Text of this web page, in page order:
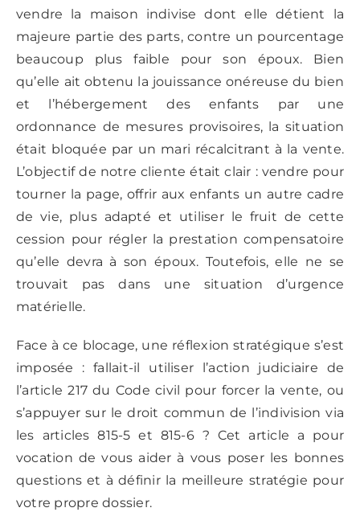
vendre la maison indivise dont elle détient la
majeure partie des parts, contre un pourcentage
beaucoup plus faible pour son époux. Bien
qu’elle ait obtenu la jouissance onéreuse du bien
et l’hébergement des enfants par une
ordonnance de mesures provisoires, la situation
était bloquée par un mari récalcitrant à la vente.
L’objectif de notre cliente était clair : vendre pour
tourner la page, offrir aux enfants un autre cadre
de vie, plus adapté et utiliser le fruit de cette
cession pour régler la prestation compensatoire
qu’elle devra à son époux. Toutefois, elle ne se
trouvait pas dans une situation d’urgence
matérielle.
Face à ce blocage, une réflexion stratégique s’est
imposée : fallait-il utiliser l’action judiciaire de
l’article 217 du Code civil pour forcer la vente, ou
s’appuyer sur le droit commun de l’indivision via
les articles 815-5 et 815-6 ? Cet article a pour
vocation de vous aider à vous poser les bonnes
questions et à définir la meilleure stratégie pour
votre propre dossier.